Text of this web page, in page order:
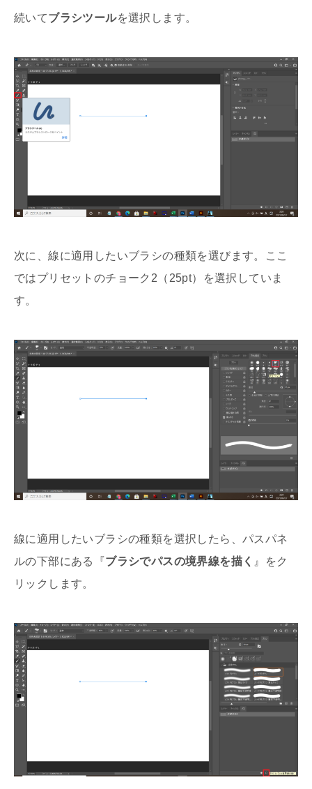
続いてブラシツールを選択します。
次に、線に適用したいブラシの種類を選びます。ここ
ではプリセットのチョーク2（25pt）を選択していま
す。
線に適用したいブラシの種類を選択したら、パスパネ
ルの下部にある『ブラシでパスの境界線を描く 』をク
リックします。